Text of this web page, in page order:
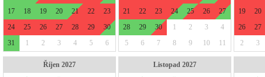
17
18 19 20 21 22
23
24
25 26 27 28 29
30
31
1 2 3 4 5 6
21
22 23 24 25 26
27
28
29 30 1 2 3
4
5
6 7 8 9 10 11
19
20
26
27
2
3
Říjen 2027 Listopad 2027